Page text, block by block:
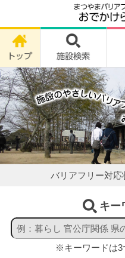
バリアフリー対
キー
※キーワードは3